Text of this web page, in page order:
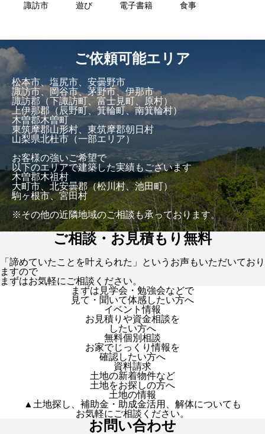
諏訪市 遊び 電子書籍 食事
ご依頼可能エリア
松本市、塩尻市、安曇野市
諏訪市、岡谷市、茅野市、伊那市
諏訪郡（下諏訪町、富士見町、原村）
上伊那郡（辰野町、箕輪町、南箕輪村）
木曽郡木曽町
東筑摩郡山形村、東筑摩郡朝日村
山梨県北杜市（一部エリア）
お客様の強いご希望で
以下のエリアで建築した実績もございます
木曽郡木祖村
大町市、北安曇郡（松川村、池田町）
駒ヶ根市、宮田村
※その他の近隣地域のご相談も承っております。
ご相談・お見積もり無料
「諦めていたことを叶えられた」というお声もいただいており
ますので
まずはお気軽にご相談ください。
まずは見学会・勉強会などで
見て・聞いて体感したい方へ
イベント情報
お見積りや資金相談を
したい方へ
無料個別相談
お家でじっくり情報を
確認したい方へ
資料請求
土地の新着物件など
土地をお探しの方へ
土地の情報
▲土地探し、補助金・助成金活用、解体についても
お気軽にご相談ください。
お問い合わせ